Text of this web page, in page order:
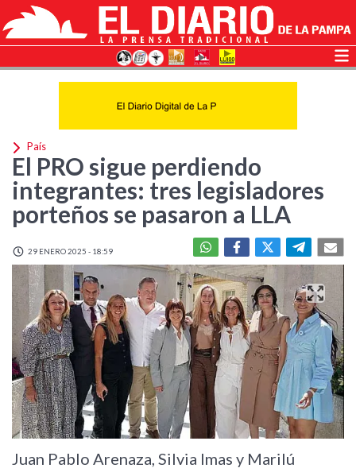
País
El PRO sigue perdiendo
integrantes: tres legisladores
porteños se pasaron a LLA
29 ENERO 2025 - 18:59
Juan Pablo Arenaza, Silvia Imas y Marilú